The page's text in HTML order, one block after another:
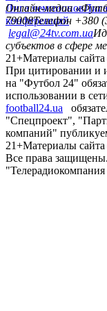
Лига чемпионов
конференций
Онлайн-медиа
79008Телефон +380
legal@24tv.com.ua
субъектов в сфере
21+Материалы сайта
При цитировании и
на "Футбол 24"
использовании в
football24.ua
"Спецпроект",
компаний"
21+Материалы сайта
Все права